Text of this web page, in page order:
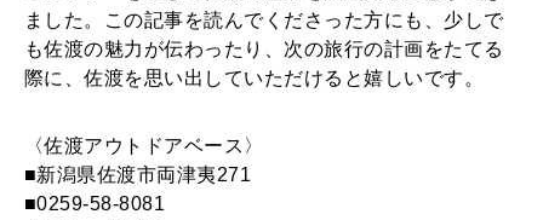
ました。この記事を読んでくださった方にも、少しで
も佐渡の魅力が伝わったり、次の旅行の計画をたてる
際に、佐渡を思い出していただけると嬉しいです。
〈佐渡アウトドアベース〉
■新潟県佐渡市両津夷271
■0259-58-8081